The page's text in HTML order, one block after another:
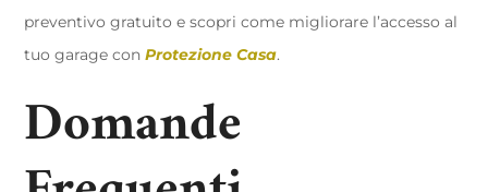
preventivo gratuito e scopri come migliorare l’accesso al
tuo garage conProtezione Casa.
Domande